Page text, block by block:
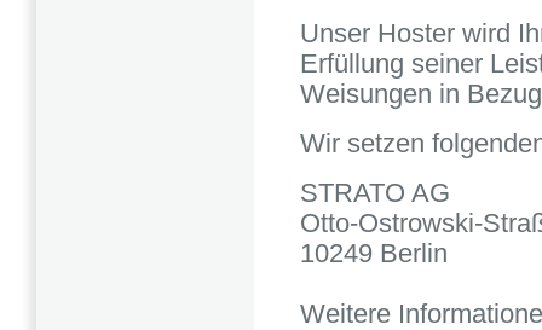
Unser Hoster wird
Erfüllung seiner
Weisungen in
Wir setzen
STRATO AG
Otto-Ostrowski-
10249 Berlin
Weitere